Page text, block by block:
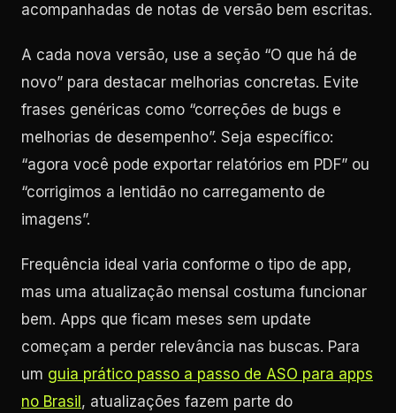
acompanhadas de notas de versão bem escritas.
A cada nova versão, use a seção “O que há de
novo” para destacar melhorias concretas. Evite
frases genéricas como “correções de bugs e
melhorias de desempenho”. Seja específico:
“agora você pode exportar relatórios em PDF” ou
“corrigimos a lentidão no carregamento de
imagens”.
Frequência ideal varia conforme o tipo de app,
mas uma atualização mensal costuma funcionar
bem. Apps que ficam meses sem update
começam a perder relevância nas buscas. Para
um guia prático passo a passo de ASO para apps
no Brasil , atualizações fazem parte do